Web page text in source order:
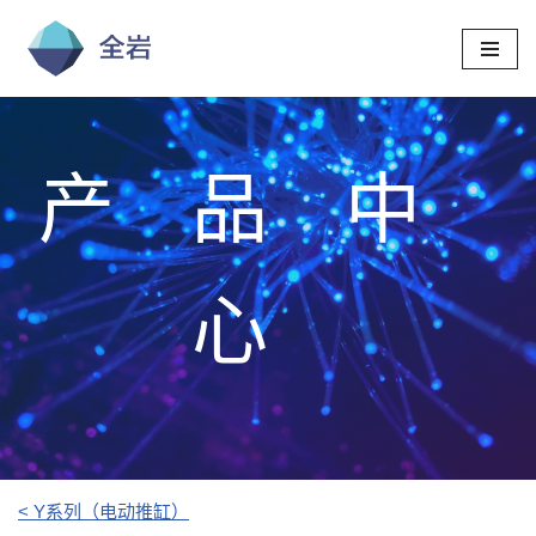
跳
至
产品中
心
< Y系列（电动推缸）